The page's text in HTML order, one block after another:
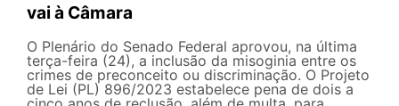
vai à Câmara
O Plenário do Senado Federal aprovou, na última
terça-feira (24), a inclusão da misoginia entre os
crimes de preconceito ou discriminação. O Projeto
de Lei (PL) 896/2023 estabelece pena de dois a